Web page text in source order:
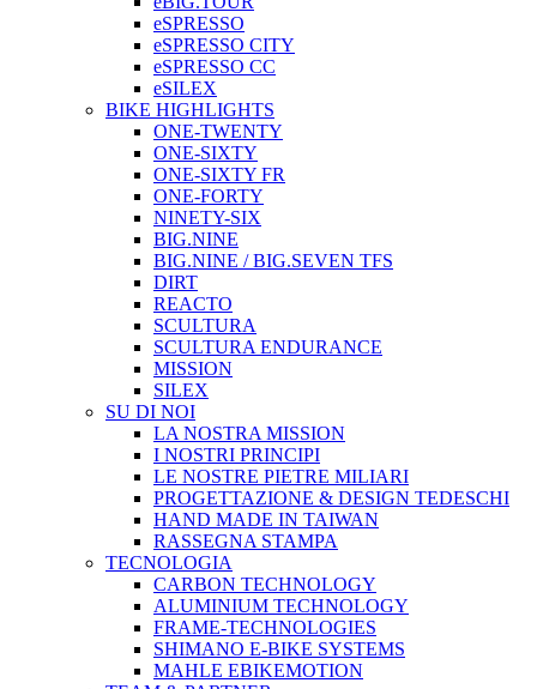
eSPRESSO
eSPRESSO CITY
eSPRESSO CC
eSILEX
BIKE HIGHLIGHTS
ONE-TWENTY
ONE-SIXTY
ONE-SIXTY FR
ONE-FORTY
NINETY-SIX
BIG.NINE
BIG.NINE / BIG.SEVEN TFS
DIRT
REACTO
SCULTURA
SCULTURA ENDURANCE
MISSION
SILEX
SU DI NOI
LA NOSTRA MISSION
I NOSTRI PRINCIPI
LE NOSTRE PIETRE MILIARI
PROGETTAZIONE & DESIGN TEDESCHI
HAND MADE IN TAIWAN
RASSEGNA STAMPA
TECNOLOGIA
CARBON TECHNOLOGY
ALUMINIUM TECHNOLOGY
FRAME-TECHNOLOGIES
SHIMANO E-BIKE SYSTEMS
MAHLE EBIKEMOTION